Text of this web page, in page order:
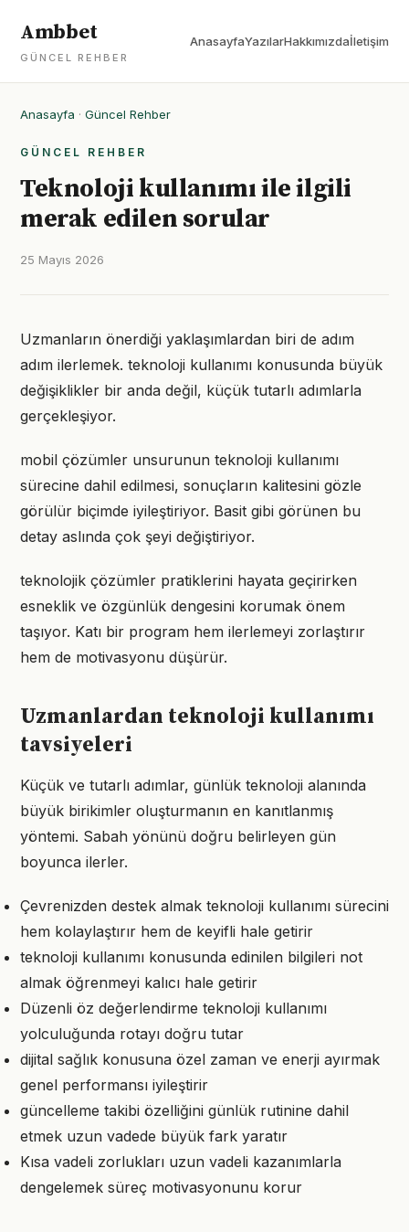
Ambbet
GÜNCEL REHBER
AnasayfaYazılarHakkımızdaİletişim
Anasayfa · Güncel Rehber
GÜNCEL REHBER
Teknoloji kullanımı ile ilgili
merak edilen sorular
25 Mayıs 2026
Uzmanların önerdiği yaklaşımlardan biri de adım
adım ilerlemek. teknoloji kullanımı konusunda büyük
değişiklikler bir anda değil, küçük tutarlı adımlarla
gerçekleşiyor.
mobil çözümler unsurunun teknoloji kullanımı
sürecine dahil edilmesi, sonuçların kalitesini gözle
görülür biçimde iyileştiriyor. Basit gibi görünen bu
detay aslında çok şeyi değiştiriyor.
teknolojik çözümler pratiklerini hayata geçirirken
esneklik ve özgünlük dengesini korumak önem
taşıyor. Katı bir program hem ilerlemeyi zorlaştırır
hem de motivasyonu düşürür.
Uzmanlardan teknoloji kullanımı
tavsiyeleri
Küçük ve tutarlı adımlar, günlük teknoloji alanında
büyük birikimler oluşturmanın en kanıtlanmış
yöntemi. Sabah yönünü doğru belirleyen gün
boyunca ilerler.
Çevrenizden destek almak teknoloji kullanımı sürecini
hem kolaylaştırır hem de keyifli hale getirir
teknoloji kullanımı konusunda edinilen bilgileri not
almak öğrenmeyi kalıcı hale getirir
Düzenli öz değerlendirme teknoloji kullanımı
yolculuğunda rotayı doğru tutar
dijital sağlık konusuna özel zaman ve enerji ayırmak
genel performansı iyileştirir
güncelleme takibi özelliğini günlük rutinine dahil
etmek uzun vadede büyük fark yaratır
Kısa vadeli zorlukları uzun vadeli kazanımlarla
dengelemek süreç motivasyonunu korur